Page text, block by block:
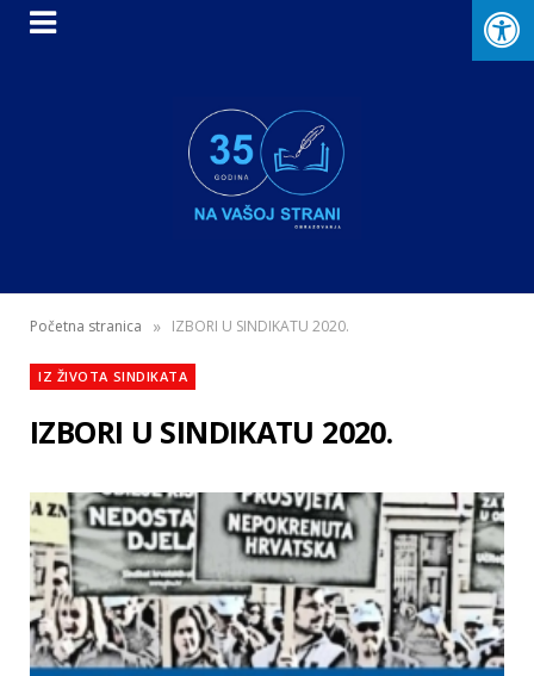
Početna stranica » IZBORI U SINDIKATU 2020.
IZ ŽIVOTA SINDIKATA
IZBORI U SINDIKATU 2020.